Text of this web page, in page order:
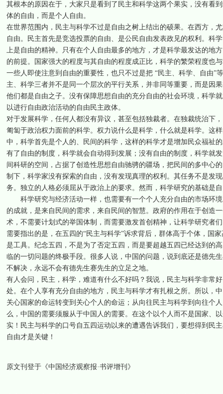
其根本的原因在于，大家只是看到了民主和科学这两个果实，没有看
体的自由，而是个人自由。
在世界范围内，民主与科学不过是自由之树上结出的硕果。在西方，
自由。民主首先是竞选投票的自由、是公民自由发表政见的权利。科
上是自由的精神。只有在个人自由最多的地方，才是科学最发达的地
的前提。国家强大的程度与其自由的程度成正比，科学的繁荣程度也
一些人即使注意到自由的重要性，也只不过是把 “民主、科学、自由
主、科学三者并不是同一个层次的平行关系，并非同等重要，而是因
他们都是自由之子。没有保障思想自由的充分自由的社会环境，科学
以进行自由政治活动的自由民主政体。
对于发展科学，任何人都没有异议，甚至包括独裁者。在独裁统治下
匍匐于政治权力面前的科学。权力说什么是科学，什么就是科学。这
中，科学首先是个人的、民间的科学，这样的科学才是增加民众福祉
有了自由的制度，科学就会自动得到发展；没有自由的制度，科学就
间科研的空间，占据了创造性思想自由驰骋的疆场，把民间的多中心
制下，科学家没有探索的自由，没有发现真理的权利。其任务不是发
务。独立的人格必须屈从于政治上的要求。然而，科学研究的基础是
科学研究与经济活动一样，也需要有一个个人充分自由的市场环境
的成就，是来自民间的需求，来自民间的智慧。政府的作用在于创造
术，不需要计划式的举国体制，而需要激发首创精神，让科学研究者
需要指出的是，在五四的“民主与科学”诉求背后，群体高于个体，国
是工具。纪念五四，不是为了否定五四，而是要超越五四已经达到的
临的一切问题的终极手段。很多人说，中国的问题，说到底还是德先
不解决，永远不会有德先生赛先生的立足之地。
有人会问，民主，科学，难道有什么不好吗？我说，民主与科学非常
处。在个人享有充分自由的地方，民主与科学才有扎根之所。所以，
关心国家的命运转变到关心个人的命运；从向往民主与科学到向往个
么，中国的需要须服从于中国人的需要。在这个以个人而不是国家、
实！民主与科学的口号自五四运动以来的遭遇告诉我们，要想得到民
自由才是关键！
原文刊登于《中国经济观察报·书评增刊》